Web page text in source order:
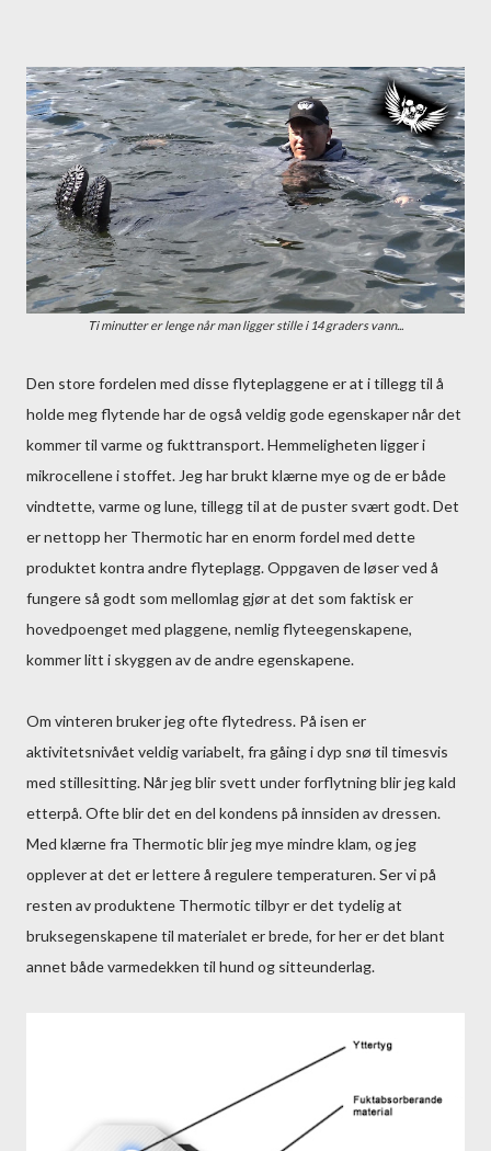
Ti minutter er lenge når man ligger stille i 14 graders vann...
Den store fordelen med disse flyteplaggene er at i tillegg til å
holde meg flytende har de også veldig gode egenskaper når det
kommer til varme og fukttransport. Hemmeligheten ligger i
mikrocellene i stoffet. Jeg har brukt klærne mye og de er både
vindtette, varme og lune, tillegg til at de puster svært godt. Det
er nettopp her Thermotic har en enorm fordel med dette
produktet kontra andre flyteplagg. Oppgaven de løser ved å
fungere så godt som mellomlag gjør at det som faktisk er
hovedpoenget med plaggene, nemlig flyteegenskapene,
kommer litt i skyggen av de andre egenskapene.
Om vinteren bruker jeg ofte flytedress. På isen er
aktivitetsnivået veldig variabelt, fra gåing i dyp snø til timesvis
med stillesitting. Når jeg blir svett under forflytning blir jeg kald
etterpå. Ofte blir det en del kondens på innsiden av dressen.
Med klærne fra Thermotic blir jeg mye mindre klam, og jeg
opplever at det er lettere å regulere temperaturen. Ser vi på
resten av produktene Thermotic tilbyr er det tydelig at
bruksegenskapene til materialet er brede, for her er det blant
annet både varmedekken til hund og sitteunderlag.